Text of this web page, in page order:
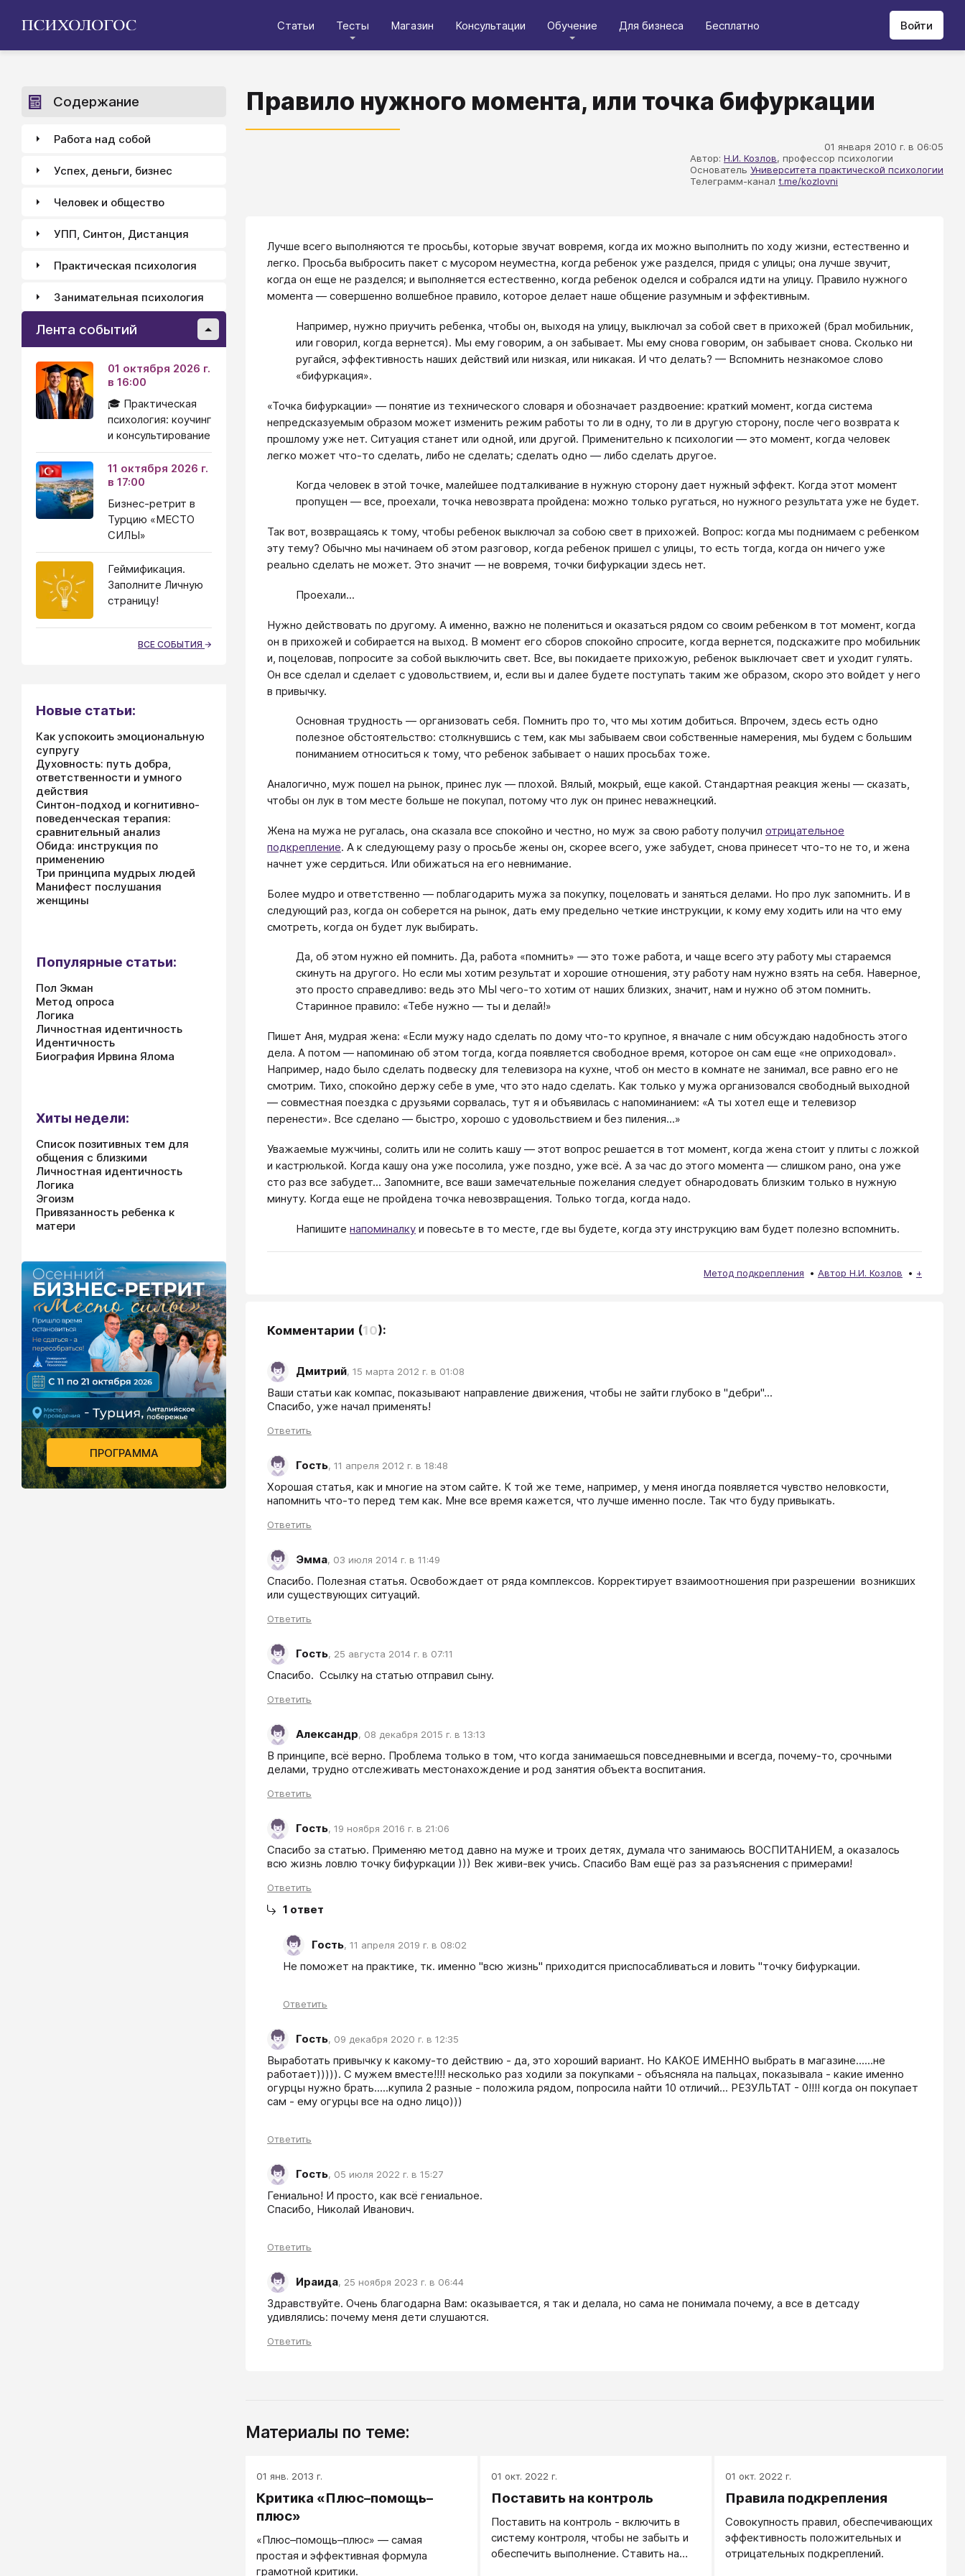
Статьи Тесты Магазин Консультации Обучение Для бизнеса Бесплатно Войти
Правило нужного момента, или точка бифуркации
01 января 2010 г. в 06:05
Автор: Н.И. Козлов, профессор психологии
Основатель Университета практической психологии
Телеграмм-канал t.me/kozlovni
Лучше всего выполняются те просьбы, которые звучат вовремя, когда их можно выполнить по ходу жизни, естественно и
легко. Просьба выбросить пакет с мусором неуместна, когда ребенок уже разделся, придя с улицы; она лучше звучит,
когда он еще не разделся; и выполняется естественно, когда ребенок оделся и собрался идти на улицу. Правило нужного
момента — совершенно волшебное правило, которое делает наше общение разумным и эффективным.
Например, нужно приучить ребенка, чтобы он, выходя на улицу, выключал за собой свет в прихожей (брал мобильник,
или говорил, когда вернется). Мы ему говорим, а он забывает. Мы ему снова говорим, он забывает снова. Сколько ни
ругайся, эффективность наших действий или низкая, или никакая. И что делать? — Вспомнить незнакомое слово
«бифуркация».
«Точка бифуркации» — понятие из технического словаря и обозначает раздвоение: краткий момент, когда система
непредсказуемым образом может изменить режим работы то ли в одну, то ли в другую сторону, после чего возврата к
прошлому уже нет. Ситуация станет или одной, или другой. Применительно к психологии — это момент, когда человек
легко может что-то сделать, либо не сделать; сделать одно — либо сделать другое.
Когда человек в этой точке, малейшее подталкивание в нужную сторону дает нужный эффект. Когда этот момент
пропущен — все, проехали, точка невозврата пройдена: можно только ругаться, но нужного результата уже не будет.
Так вот, возвращаясь к тому, чтобы ребенок выключал за собою свет в прихожей. Вопрос: когда мы поднимаем с ребенком
эту тему? Обычно мы начинаем об этом разговор, когда ребенок пришел с улицы, то есть тогда, когда он ничего уже
реально сделать не может. Это значит — не вовремя, точки бифуркации здесь нет.
Проехали...
Нужно действовать по другому. А именно, важно не полениться и оказаться рядом со своим ребенком в тот момент, когда
он в прихожей и собирается на выход. В момент его сборов спокойно спросите, когда вернется, подскажите про мобильник
и, поцеловав, попросите за собой выключить свет. Все, вы покидаете прихожую, ребенок выключает свет и уходит гулять.
Он все сделал и сделает с удовольствием, и, если вы и далее будете поступать таким же образом, скоро это войдет у него
в привычку.
Основная трудность — организовать себя. Помнить про то, что мы хотим добиться. Впрочем, здесь есть одно
полезное обстоятельство: столкнувшись с тем, как мы забываем свои собственные намерения, мы будем с большим
пониманием относиться к тому, что ребенок забывает о наших просьбах тоже.
Аналогично, муж пошел на рынок, принес лук — плохой. Вялый, мокрый, еще какой. Стандартная реакция жены — сказать,
чтобы он лук в том месте больше не покупал, потому что лук он принес неважнецкий.
Жена на мужа не ругалась, она сказала все спокойно и честно, но муж за свою работу получил отрицательное
подкрепление. А к следующему разу о просьбе жены он, скорее всего, уже забудет, снова принесет что-то не то, и жена
начнет уже сердиться. Или обижаться на его невнимание.
Более мудро и ответственно — поблагодарить мужа за покупку, поцеловать и заняться делами. Но про лук запомнить. И в
следующий раз, когда он соберется на рынок, дать ему предельно четкие инструкции, к кому ему ходить или на что ему
смотреть, когда он будет лук выбирать.
Да, об этом нужно ей помнить. Да, работа «помнить» — это тоже работа, и чаще всего эту работу мы стараемся
скинуть на другого. Но если мы хотим результат и хорошие отношения, эту работу нам нужно взять на себя. Наверное,
это просто справедливо: ведь это МЫ чего-то хотим от наших близких, значит, нам и нужно об этом помнить.
Старинное правило: «Тебе нужно — ты и делай!»
Пишет Аня, мудрая жена: «Если мужу надо сделать по дому что-то крупное, я вначале с ним обсуждаю надобность этого
дела. А потом — напоминаю об этом тогда, когда появляется свободное время, которое он сам еще «не оприходовал».
Например, надо было сделать подвеску для телевизора на кухне, чтоб он место в комнате не занимал, все равно его не
смотрим. Тихо, спокойно держу себе в уме, что это надо сделать. Как только у мужа организовался свободный выходной
— совместная поездка с друзьями сорвалась, тут я и объявилась с напоминанием: «А ты хотел еще и телевизор
перенести». Все сделано — быстро, хорошо с удовольствием и без пиления...»
Уважаемые мужчины, солить или не солить кашу — этот вопрос решается в тот момент, когда жена стоит у плиты с ложкой
и кастрюлькой. Когда кашу она уже посолила, уже поздно, уже всё. А за час до этого момента — слишком рано, она уже
сто раз все забудет... Запомните, все ваши замечательные пожелания следует обнародовать близким только в нужную
минуту. Когда еще не пройдена точка невозвращения. Только тогда, когда надо.
Напишите напоминалку и повесьте в то месте, где вы будете, когда эту инструкцию вам будет полезно вспомнить.
Метод подкрепления Автор Н.И. Козлов +
Комментарии (10):
Дмитрий, 15 марта 2012 г. в 01:08
Ваши статьи как компас, показывают направление движения, чтобы не зайти глубоко в "дебри"...
Спасибо, уже начал применять!
Ответить
Гость, 11 апреля 2012 г. в 18:48
Хорошая статья, как и многие на этом сайте. К той же теме, например, у меня иногда появляется чувство неловкости,
напомнить что-то перед тем как. Мне все время кажется, что лучше именно после. Так что буду привыкать.
Ответить
Эмма, 03 июля 2014 г. в 11:49
Спасибо. Полезная статья. Освобождает от ряда комплексов. Корректирует взаимоотношения при разрешении  возникших
или существующих ситуаций.
Ответить
Гость, 25 августа 2014 г. в 07:11
Спасибо.  Ссылку на статью отправил сыну.
Ответить
Александр, 08 декабря 2015 г. в 13:13
В принципе, всё верно. Проблема только в том, что когда занимаешься повседневными и всегда, почему-то, срочными
делами, трудно отслеживать местонахождение и род занятия объекта воспитания.
Ответить
Гость, 19 ноября 2016 г. в 21:06
Спасибо за статью. Применяю метод давно на муже и троих детях, думала что занимаюсь ВОСПИТАНИЕМ, а оказалось
всю жизнь ловлю точку бифуркации ))) Век живи-век учись. Спасибо Вам ещё раз за разъяснения с примерами!
Ответить
1 ответ
Гость, 11 апреля 2019 г. в 08:02
Не поможет на практике, тк. именно "всю жизнь" приходится приспосабливаться и ловить "точку бифуркации.
Ответить
Гость, 09 декабря 2020 г. в 12:35
Выработать привычку к какому-то действию - да, это хороший вариант. Но КАКОЕ ИМЕННО выбрать в магазине......не
работает))))). С мужем вместе!!!! несколько раз ходили за покупками - объясняла на пальцах, показывала - какие именно
огурцы нужно брать.....купила 2 разные - положила рядом, попросила найти 10 отличий... РЕЗУЛЬТАТ - 0!!!! когда он покупает
сам - ему огурцы все на одно лицо)))
Ответить
Гость, 05 июля 2022 г. в 15:27
Гениально! И просто, как всё гениальное.
Спасибо, Николай Иванович.
Ответить
Ираида, 25 ноября 2023 г. в 06:44
Здравствуйте. Очень благодарна Вам: оказывается, я так и делала, но сама не понимала почему, а все в детсаду
удивлялись: почему меня дети слушаются.
Ответить
Материалы по теме:
01 янв. 2013 г.
Критика «Плюс–помощь–
плюс»
«Плюс–помощь–плюс» — самая
простая и эффективная формула
грамотной критики.
01 окт. 2022 г.
Поставить на контроль
Поставить на контроль - включить в
систему контроля, чтобы не забыть и
обеспечить выполнение. Ставить на
01 окт. 2022 г.
Правила подкрепления
Совокупность правил, обеспечивающих
эффективность положительных и
отрицательных подкреплений.
Содержание
Работа над собой
Успех, деньги, бизнес
Человек и общество
УПП, Синтон, Дистанция
Практическая психология
Занимательная психология
Лента событий
01 октября 2026 г.
в 16:00
🎓 Практическая
психология: коучинг
и консультирование
11 октября 2026 г.
в 17:00
Бизнес-ретрит в
Турцию «МЕСТО
СИЛЫ»
Геймификация.
Заполните Личную
страницу!
ВСЕ СОБЫТИЯ
Новые статьи:
Как успокоить эмоциональную
супругу
Духовность: путь добра,
ответственности и умного
действия
Синтон-подход и когнитивно-
поведенческая терапия:
сравнительный анализ
Обида: инструкция по
применению
Три принципа мудрых людей
Манифест послушания
женщины
Популярные статьи:
Пол Экман
Метод опроса
Логика
Личностная идентичность
Идентичность
Биография Ирвина Ялома
Хиты недели:
Список позитивных тем для
общения с близкими
Личностная идентичность
Логика
Эгоизм
Привязанность ребенка к
матери
ПРОГРАММА